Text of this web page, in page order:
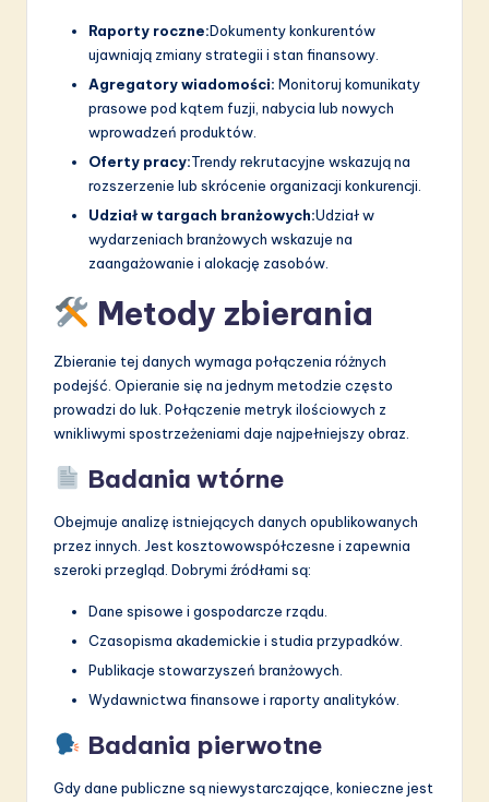
Raporty roczne:Dokumenty konkurentów
ujawniają zmiany strategii i stan finansowy.
Agregatory wiadomości: Monitoruj komunikaty
prasowe pod kątem fuzji, nabycia lub nowych
wprowadzeń produktów.
Oferty pracy:Trendy rekrutacyjne wskazują na
rozszerzenie lub skrócenie organizacji konkurencji.
Udział w targach branżowych:Udział w
wydarzeniach branżowych wskazuje na
zaangażowanie i alokację zasobów.
Metody zbierania
Zbieranie tej danych wymaga połączenia różnych
podejść. Opieranie się na jednym metodzie często
prowadzi do luk. Połączenie metryk ilościowych z
wnikliwymi spostrzeżeniami daje najpełniejszy obraz.
Badania wtórne
Obejmuje analizę istniejących danych opublikowanych
przez innych. Jest kosztowowspółczesne i zapewnia
szeroki przegląd. Dobrymi źródłami są:
Dane spisowe i gospodarcze rządu.
Czasopisma akademickie i studia przypadków.
Publikacje stowarzyszeń branżowych.
Wydawnictwa finansowe i raporty analityków.
Badania pierwotne
Gdy dane publiczne są niewystarczające, konieczne jest